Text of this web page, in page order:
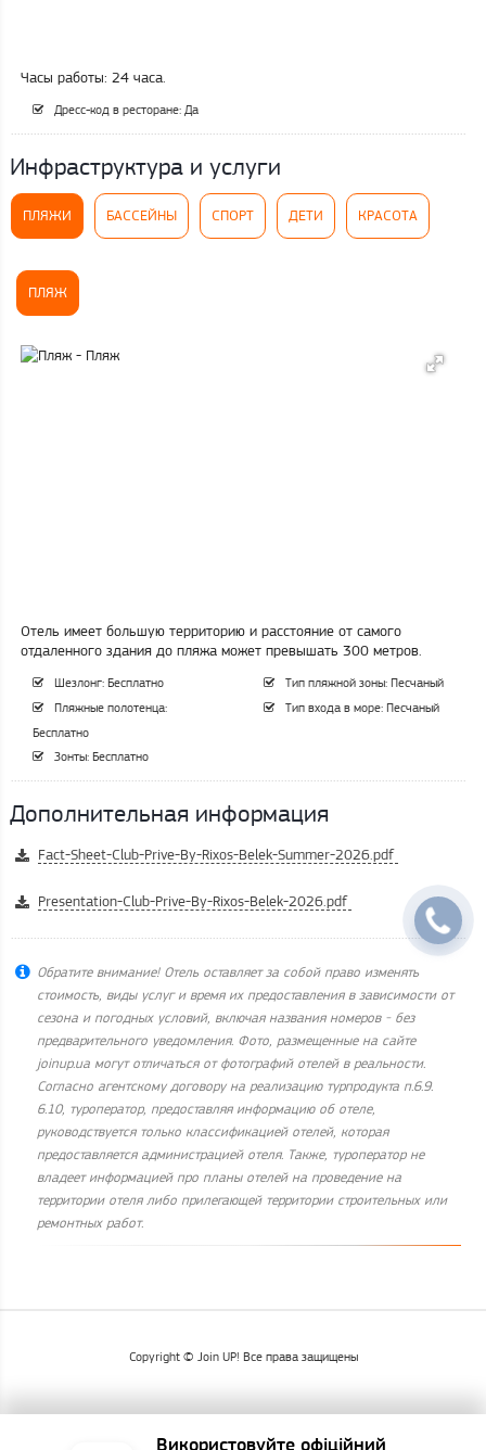
Часы работы: 24 часа.
Дресс-код в ресторане: Да
Инфраструктура и услуги
ПЛЯЖИ БАССЕЙНЫ СПОРТ ДЕТИ КРАСОТА
ПЛЯЖ
Отель имеет большую территорию и расстояние от самого
отдаленного здания до пляжа может превышать 300 метров.
Шезлонг: Бесплатно
Пляжные полотенца:
Бесплатно
Зонты: Бесплатно
Тип пляжной зоны: Песчаный
Тип входа в море: Песчаный
Дополнительная информация
Fact-Sheet-Club-Prive-By-Rixos-Belek-Summer-2026.pdf
Presentation-Club-Prive-By-Rixos-Belek-2026.pdf
Обратите внимание! Отель оставляет за собой право изменять
стоимость, виды услуг и время их предоставления в зависимости от
сезона и погодных условий, включая названия номеров - без
предварительного уведомления. Фото, размещенные на сайте
joinup.ua могут отличаться от фотографий отелей в реальности.
Согласно агентскому договору на реализацию турпродукта п.6.9.
6.10, туроператор, предоставляя информацию об отеле,
руководствуется только классификацией отелей, которая
предоставляется администрацией отеля. Также, туроператор не
владеет информацией про планы отелей на проведение на
территории отеля либо прилегающей территории строительных или
ремонтных работ.
Copyright © Join UP! Все права защищены